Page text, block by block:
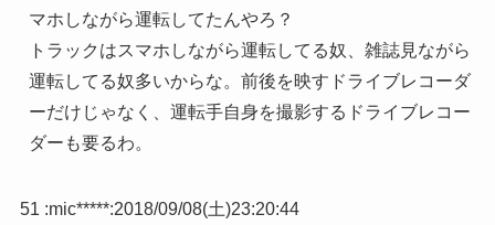
マホしながら運転してたんやろ？
トラックはスマホしながら運転してる奴、雑誌見ながら
運転してる奴多いからな。前後を映すドライブレコーダ
ーだけじゃなく、運転手自身を撮影するドライブレコー
ダーも要るわ。
51 :mic*****:2018/09/08(土)23:20:44